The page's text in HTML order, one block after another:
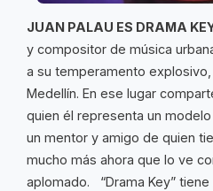
JUAN PALAU ES DRAMA
y compositor de música
a su temperamento
Medellín. En ese lugar
quien él representa un
un mentor y amigo de quien
mucho más ahora que lo ve
aplomado. “Drama Key”